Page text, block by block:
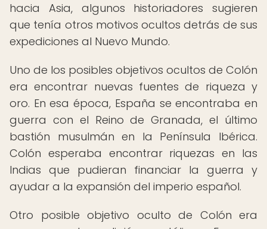
hacia Asia, algunos historiadores sugieren
que tenía otros motivos ocultos detrás de sus
expediciones al Nuevo Mundo.
Uno de los posibles objetivos ocultos de Colón
era encontrar nuevas fuentes de riqueza y
oro. En esa época, España se encontraba en
guerra con el Reino de Granada, el último
bastión musulmán en la Península Ibérica.
Colón esperaba encontrar riquezas en las
Indias que pudieran financiar la guerra y
ayudar a la expansión del imperio español.
Otro posible objetivo oculto de Colón era